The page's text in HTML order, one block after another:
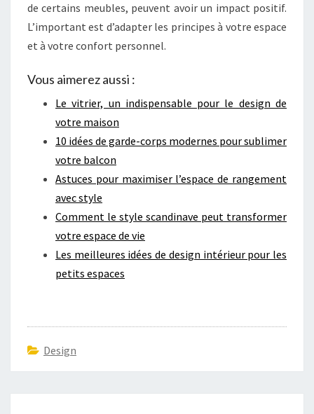
de certains meubles, peuvent avoir un impact positif.
L’important est d’adapter les principes à votre espace
et à votre confort personnel.
Vous aimerez aussi :
Le vitrier, un indispensable pour le design de
votre maison
10 idées de garde-corps modernes pour sublimer
votre balcon
Astuces pour maximiser l’espace de rangement
avec style
Comment le style scandinave peut transformer
votre espace de vie
Les meilleures idées de design intérieur pour les
petits espaces
Design